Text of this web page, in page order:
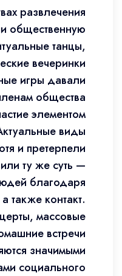
развлечения
общественную
танцы,
вечеринки
игры давали
общества
элементом
виды
и претерпели
ту же суть —
благодаря
также контакт.
массовые
встречи
значимыми
социального